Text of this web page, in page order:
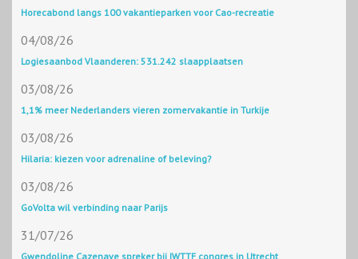
Horecabond langs 100 vakantieparken voor Cao-recreatie
04/08/26
Logiesaanbod Vlaanderen: 531.242 slaapplaatsen
03/08/26
1,1% meer Nederlanders vieren zomervakantie in Turkije
03/08/26
Hilaria: kiezen voor adrenaline of beleving?
03/08/26
GoVolta wil verbinding naar Parijs
31/07/26
Gwendoline Cazenave spreker bij IWTTF congres in Utrecht